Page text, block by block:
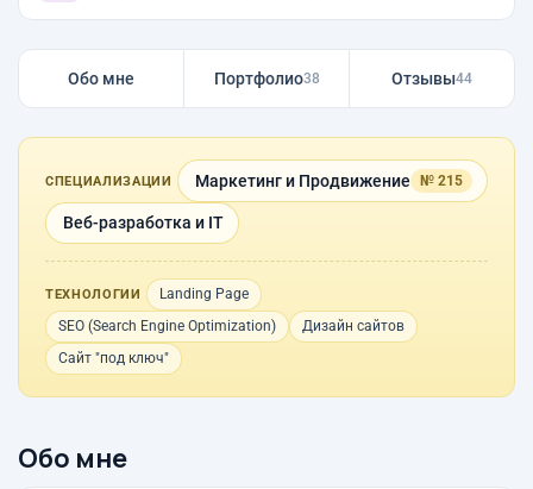
Обо мне Портфолио38 Отзывы44
СПЕЦИАЛИЗАЦИИ Маркетинг и Продвижение № 215
Веб-разработка и IT
ТЕХНОЛОГИИ
Landing Page
SEO (Search Engine Optimization)
Дизайн сайтов
Сайт "под ключ"
Обо мне